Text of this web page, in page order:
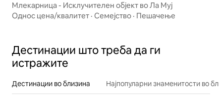
Млекарница - Исклучителен објект во Ла Муј
Однос цена/квалитет · Семејство · Пешачење
Дестинации што треба да ги
истражите
Дестинации во близина Најпопуларни знаменитости во